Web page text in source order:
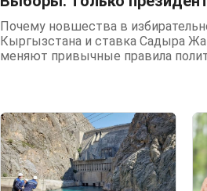
Почему новшества в
Кыргызстана и ставка Садыра
меняют привычные правила